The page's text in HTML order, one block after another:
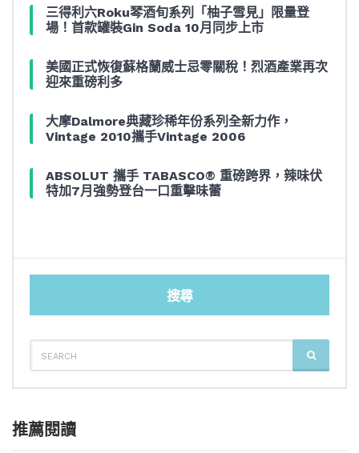
三得利六Roku琴酒旬系列「柚子雪見」限量登
場！首款罐裝Gin Soda 10月同步上市
美國正式恢復蘇格蘭威士忌零關稅！烈酒產業再次
迎來重磅利多
大摩Dalmore典藏珍稀年份系列全新力作，
Vintage 2010攜手Vintage 2006
ABSOLUT 攜手 TABASCO® 重磅跨界，辣味伏
特加7月強勢登台一口重擊味蕾
搜尋
SEARCH
FOR:
SEARCH
推薦閱讀